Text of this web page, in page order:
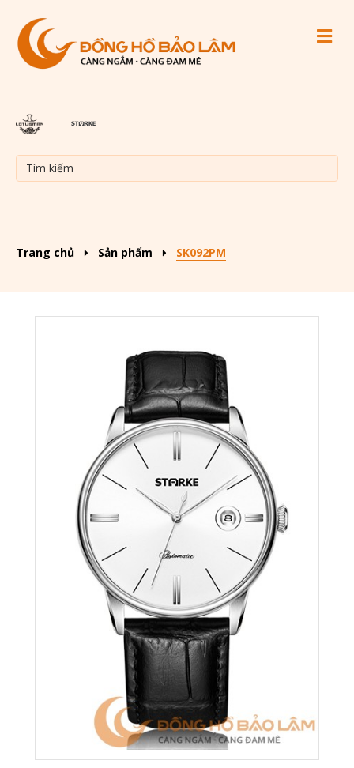
Trang chủ Sản phẩm SK092PM